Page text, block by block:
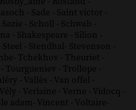
- Sade - Saint victor -
Sazie - Scholl - Schwab -
- Shakespeare - Silion -
Steel - Stendhal- Stevenson -
- Tchekhov - Theuriet -
- Tourgueniev - Trollope -
- Vallès - Van offel -
Vély - Verlaine - Verne - Vidocq -
adam- Vincent - Voltaire-